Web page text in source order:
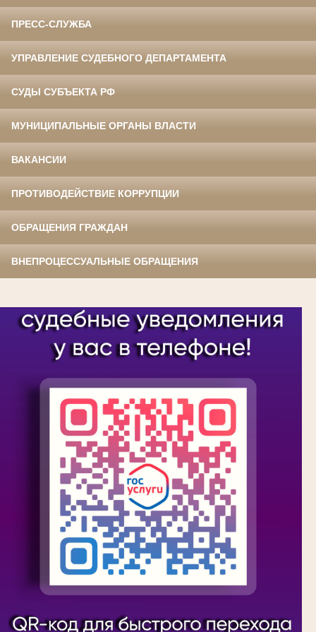
ПРЕСС-СЛУЖБА
УПРАВЛЕНИЕ СУДЕБНОГО ДЕПАРТАМЕНТА
СУДЫ СУБЪЕКТА РФ
МУНИЦИПАЛЬНЫЕ ОРГАНЫ ВЛАСТИ
ВАКАНСИИ
ПРОТИВОДЕЙСТВИЕ КОРРУПЦИИ
ОБРАЩЕНИЯ ГРАЖДАН
ВНЕПРОЦЕССУАЛЬНЫЕ ОБРАЩЕНИЯ